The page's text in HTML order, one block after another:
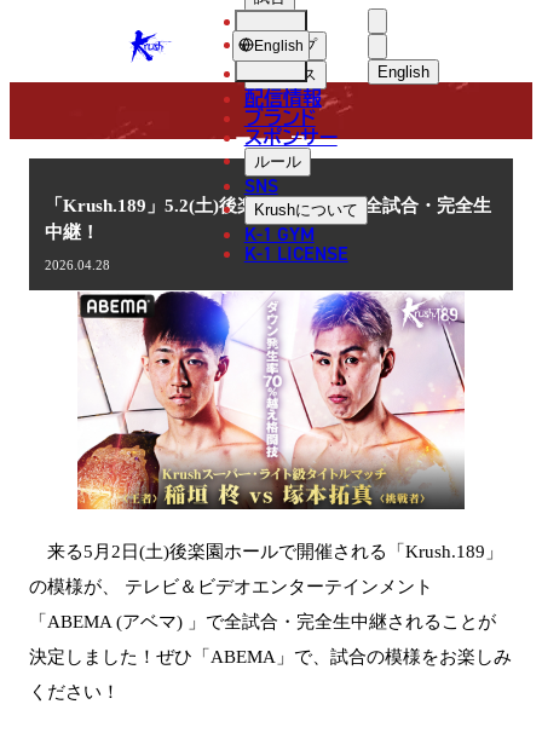
KRUSH English
한국어
中文（繁體
ショップ
ニュース
配信情報
ブランド
スポンサー
ルール
SNS
Krushについて
K-1 GYM
K-1 LICENSE
English
NEWS
ニュース
「Krush.189」5.2(土)後楽園 ABEMAで全試合・完全生
中継！
2026.04.28
来る5月2日(土)後楽園ホールで開催される「Krush.189」
の模様が、 テレビ＆ビデオエンターテインメント
「ABEMA (アベマ) 」で全試合・完全生中継されることが
決定しました！ぜひ「ABEMA」で、試合の模様をお楽しみ
ください！